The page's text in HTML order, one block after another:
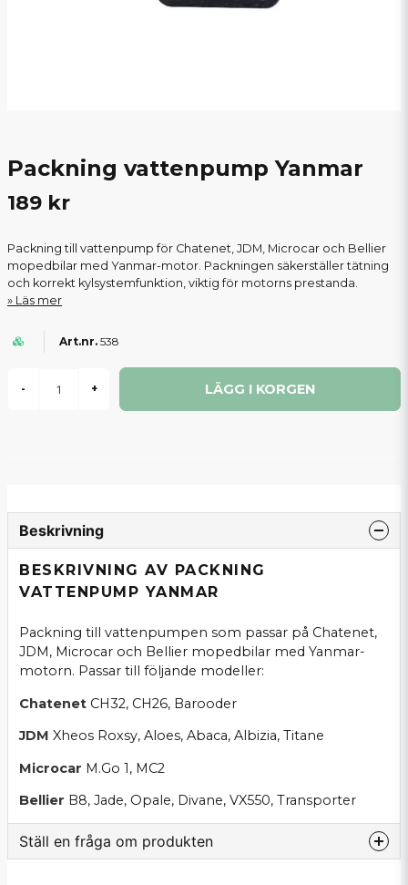
Packning vattenpump Yanmar
189 kr
Packning till vattenpump för Chatenet, JDM, Microcar och Bellier
mopedbilar med Yanmar-motor. Packningen säkerställer tätning
och korrekt kylsystemfunktion, viktig för motorns prestanda.
Läs mer
538
- + LÄGG I KORGEN
Beskrivning
BESKRIVNING AV PACKNING
VATTENPUMP YANMAR
Packning till vattenpumpen som passar på Chatenet,
JDM, Microcar och Bellier mopedbilar med Yanmar-
motorn. Passar till följande modeller:
Chatenet CH32, CH26, Barooder
JDM Xheos Roxsy, Aloes, Abaca, Albizia, Titane
Microcar M.Go 1, MC2
Bellier B8, Jade, Opale, Divane, VX550, Transporter
Ställ en fråga om produkten